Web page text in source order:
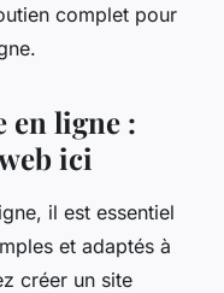
complet pour
en ligne :
ici
il est essentiel
et adaptés à
créer un site